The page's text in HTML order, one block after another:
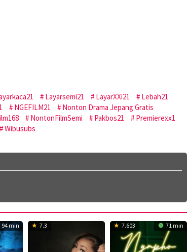
Layarsemi21 LayarXXi21
Lebah21
NGEFILM21
Nonton Drama Jepang Gratis
NontonFilmSemi Pakbos21
Premierexx1
Wibusubs
94 min 7.3 7.603 71 min